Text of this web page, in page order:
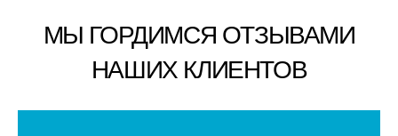
МЫ ГОРДИМСЯ ОТЗЫВАМИ
НАШИХ КЛИЕНТОВ